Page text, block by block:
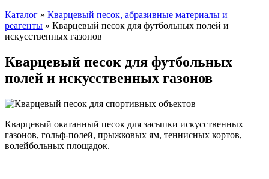
Каталог » Кварцевый песок, абразивные материалы и
реагенты » Кварцевый песок для футбольных полей и
искусственных газонов
Кварцевый песок для футбольных
полей и искусственных газонов
Кварцевый окатанный песок для засыпки искусственных
газонов, гольф-полей, прыжковых ям, теннисных кортов,
волейбольных площадок.